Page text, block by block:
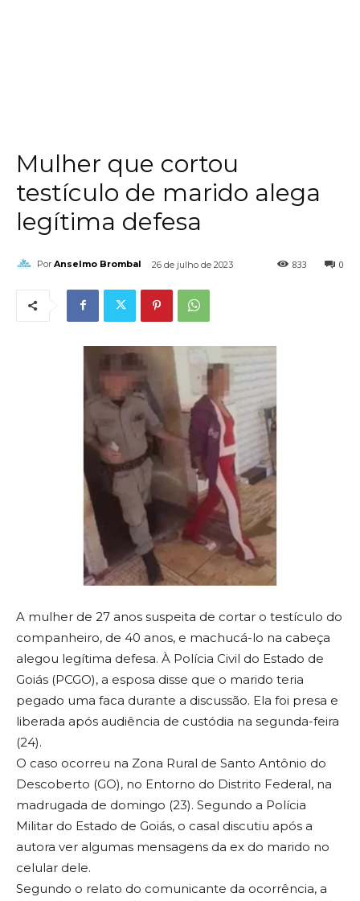
Mulher que cortou
testículo de marido alega
legítima defesa
Por Anselmo Brombal 26 de julho de 2023 0
833
A mulher de 27 anos suspeita de cortar o testículo do
companheiro, de 40 anos, e machucá-lo na cabeça
alegou legítima defesa. À Polícia Civil do Estado de
Goiás (PCGO), a esposa disse que o marido teria
pegado uma faca durante a discussão. Ela foi presa e
liberada após audiência de custódia na segunda-feira
(24).
O caso ocorreu na Zona Rural de Santo Antônio do
Descoberto (GO), no Entorno do Distrito Federal, na
madrugada de domingo (23). Segundo a Polícia
Militar do Estado de Goiás, o casal discutiu após a
autora ver algumas mensagens da ex do marido no
celular dele.
Segundo o relato do comunicante da ocorrência, a